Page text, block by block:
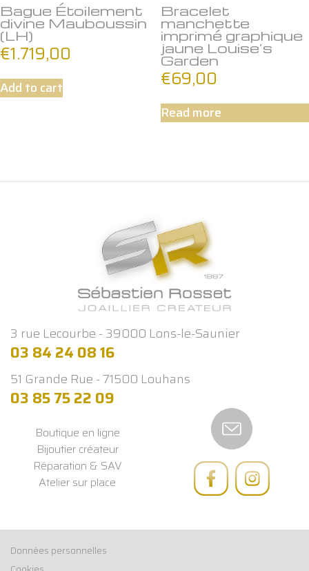
Bague Étoilement
divine Mauboussin
(LH)
€1.719,00
Add to cart
Bracelet
manchette
imprimé graphique
jaune Louise’s
Garden
€69,00
Read more
Boutique en ligne
Bijoutier créateur
Réparation & SAV
Atelier sur place
3 rue Lecourbe - 39000 Lons-le-Saunier
03 84 24 08 16
51 Grande Rue - 71500 Louhans
03 85 75 22 09
Données personnelles